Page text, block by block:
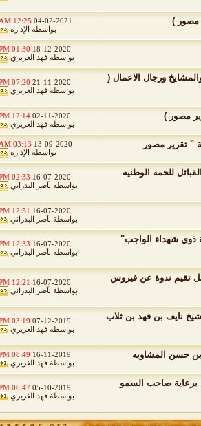
مصور ) 04-02-2021
12:25 AM
بواسطة الإداره
18-12-2020
01:30 PM
بواسطة فهد الغريري
ورجال الاعمال ( 21-11-2020
07:20 PM
بواسطة فهد الغريري
مصور ) 02-11-2020
12:14 PM
بواسطة فهد الغريري
" تقرير مصور 13-09-2020
03:13 AM
بواسطة الإداره
للحمه الوطنيه 16-07-2020
02:33 PM
بواسطة نآصر البدراني
16-07-2020
12:51 PM
بواسطة نآصر البدراني
ذوي شهداء الواجب" 16-07-2020
12:33 PM
بواسطة نآصر البدراني
تقيم ندوة عن فيروس 16-07-2020
12:21 PM
بواسطة نآصر البدراني
نايف بن فهد بن ثلاب 07-12-2019
03:19 PM
بواسطة فهد الغريري
بن حسن المشاويه 16-11-2019
08:49 PM
بواسطة فهد الغريري
برعاية صاحب السمو 05-10-2019
06:47 PM
بواسطة فهد الغريري